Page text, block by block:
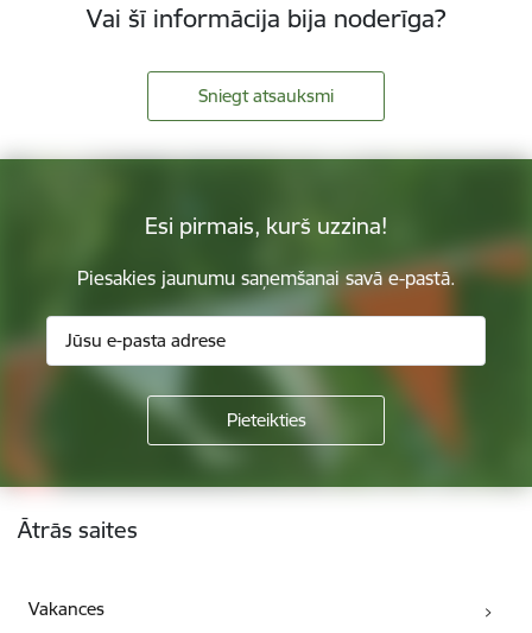
Vai šī informācija bija noderīga?
Sniegt atsauksmi
Esi pirmais, kurš uzzina!
Piesakies jaunumu saņemšanai savā e-pastā.
Kājene
Ātrās saites
Vakances